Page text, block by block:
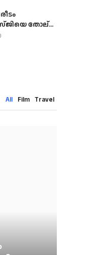
തോല്...
All Film Travel